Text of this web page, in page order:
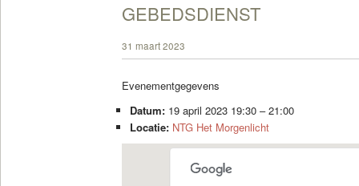
GEBEDSDIENST
31 maart 2023
Evenementgegevens
Datum: 19 april 2023 19:30–21:00
Locatie: NTG Het Morgenlicht